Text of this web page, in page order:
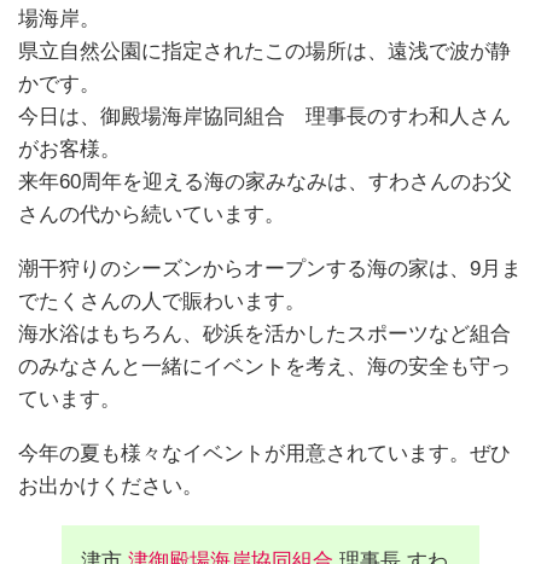
場海岸。
県立自然公園に指定されたこの場所は、遠浅で波が静
かです。
今日は、御殿場海岸協同組合 理事長のすわ和人さん
がお客様。
来年60周年を迎える海の家みなみは、すわさんのお父
さんの代から続いています。
潮干狩りのシーズンからオープンする海の家は、9月ま
でたくさんの人で賑わいます。
海水浴はもちろん、砂浜を活かしたスポーツなど組合
のみなさんと一緒にイベントを考え、海の安全も守っ
ています。
今年の夏も様々なイベントが用意されています。ぜひ
お出かけください。